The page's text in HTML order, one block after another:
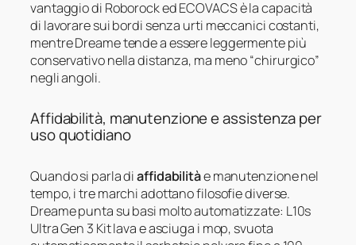
vantaggio di Roborock ed ECOVACS è la capacità
di lavorare sui bordi senza urti meccanici costanti,
mentre Dreame tende a essere leggermente più
conservativo nella distanza, ma meno “chirurgico”
negli angoli.
Affidabilità, manutenzione e assistenza per
uso quotidiano
Quando si parla diaffidabilitàe manutenzione nel
tempo, i tre marchi adottano filosofie diverse.
Dreame punta su basi molto automatizzate: L10s
Ultra Gen 3 Kit lava e asciuga i mop, svuota